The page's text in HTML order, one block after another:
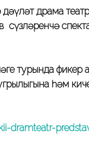
драма
сүзләренчә
турында
һәм
dramteatr-